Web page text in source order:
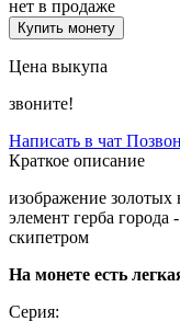
нет в продаже
Купить монету
Цена выкупа
звоните!
Написать в чат
Краткое описание
изображение золотых
элемент герба города
скипетром
На монете есть
Серия: